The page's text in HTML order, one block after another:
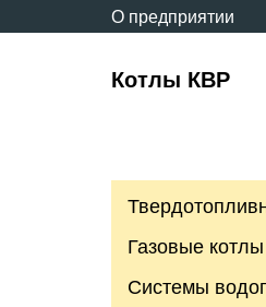
О предприятии
Котлы КВР
Газовые котлы
Системы